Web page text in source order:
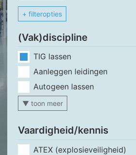
+ filteropties
(Vak)discipline
TIG lassen
Aanleggen leidingen
Autogeen lassen
▼ toon meer
Vaardigheid/kennis
ATEX (explosieveiligheid)